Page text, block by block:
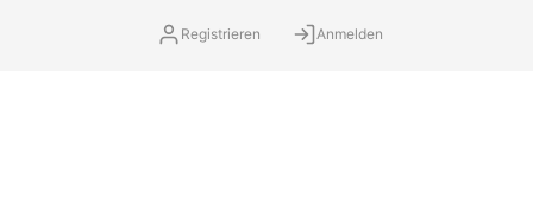
Registrieren Anmelden